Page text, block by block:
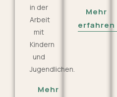
in der
Arbeit
mit
Kindern
und
Jugendlichen.
Mehr
Mehr
erfahren